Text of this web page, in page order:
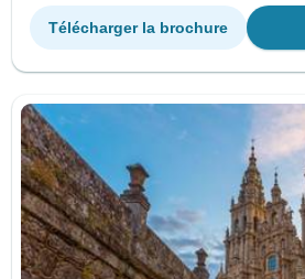
Télécharger la brochure